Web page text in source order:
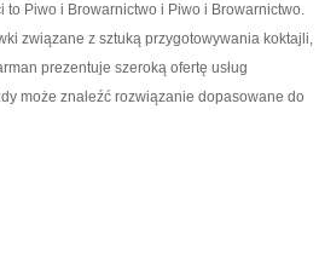
Piwo i Browarnictwo i Piwo i Browarnictwo.
związane z sztuką przygotowywania koktajli,
prezentuje szeroką ofertę usług
może znaleźć rozwiązanie dopasowane do